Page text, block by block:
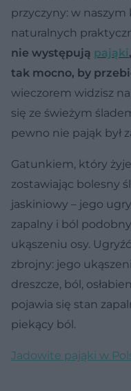
przyczyny: w
naturalnych
nie występują pająki
tak mocno, by
wieczorem widzisz
się ze świeżym
pewno nie pająk był
Gatunkiem, który
zostawiając bolesny
jaskiniowy – jego
zapalny i ból
ukąszeniu osy.
zbrojny: jego
dreszcze, ból,
pojawia się stan
piekący ból.
Jadowite pająki w